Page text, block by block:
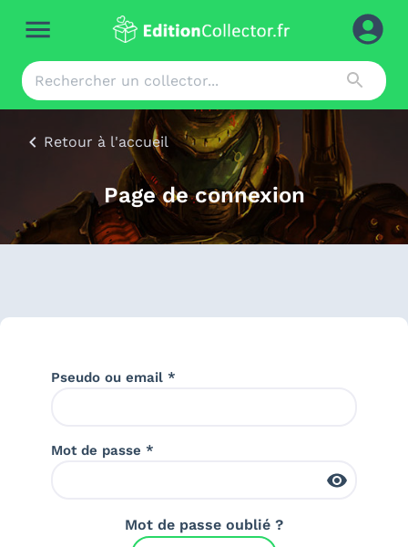
Retour à l'accueil
Page de connexion
Pseudo ou email *
Mot de passe *
Mot de passe oublié ?